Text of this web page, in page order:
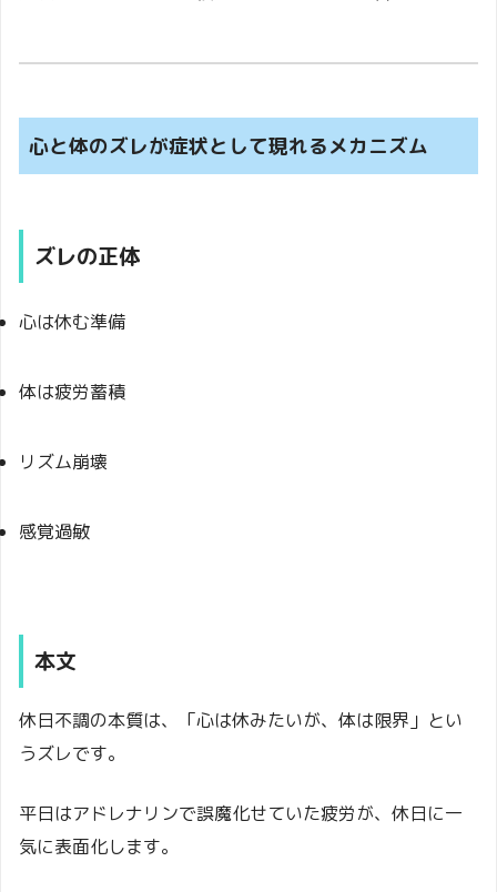
心と体のズレが症状として現れるメカニズム
ズレの正体
心は休む準備
体は疲労蓄積
リズム崩壊
感覚過敏
本文
休日不調の本質は、「心は休みたいが、体は限界」とい
うズレです。
平日はアドレナリンで誤魔化せていた疲労が、休日に一
気に表面化します。